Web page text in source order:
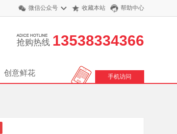
微信公众号 收藏本站 帮助中心
抢购热线 13538334366
创意鲜花 手机访问